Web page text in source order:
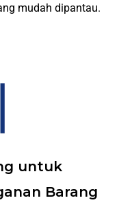
mudah dipantau.
untuk
Barang